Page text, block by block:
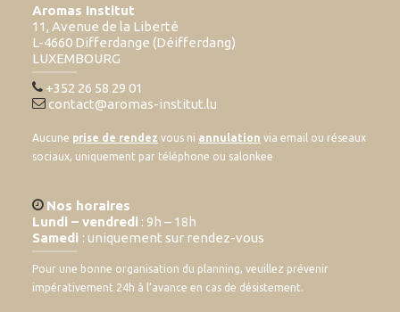
Aromas Institut
11, Avenue de la Liberté
L-4660 Differdange (Déifferdang)
LUXEMBOURG
+352 26 58 29 01
contact@aromas-institut.lu
Aucune prise de rendez vous ni annulation via email ou réseaux
sociaux, uniquement par téléphone ou salonkee
Nos horaires
Lundi – vendredi : 9h – 18h
Samedi : uniquement sur rendez-vous
Pour une bonne organisation du planning, veuillez prévenir
impérativement 24h à l’avance en cas de désistement.